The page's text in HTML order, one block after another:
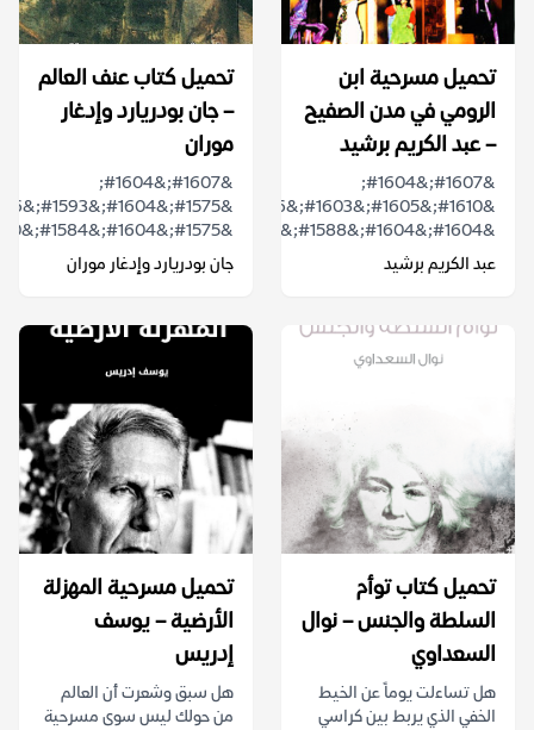
تحميل مسرحية ابن
الرومي في مدن الصفيح
– عبد الكريم برشيد
&#1607;&#1604;
&#1610;&#1605;&#1603;&#1606;
&#1604;&#1604;&#1588;&#1575;&#1593;&...
عبد الكريم برشيد
تحميل كتاب عنف العالم
– جان بودريارد وإدغار
موران
&#1607;&#1604;
&#1575;&#1604;&#1584;&#1610;...
جان بودريارد وإدغار موران
تحميل كتاب توأم
السلطة والجنس – نوال
السعداوي
هل تساءلت يوماً عن الخيط
الخفي الذي يربط بين كراسي
تحميل مسرحية المهزلة
الأرضية – يوسف
إدريس
هل سبق وشعرت أن العالم
من حولك ليس سوى مسرحية